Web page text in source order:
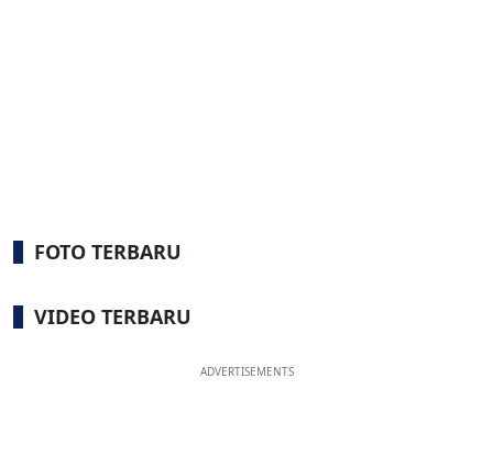
FOTO TERBARU
VIDEO TERBARU
ADVERTISEMENTS